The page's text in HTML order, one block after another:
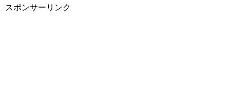
スポンサーリンク